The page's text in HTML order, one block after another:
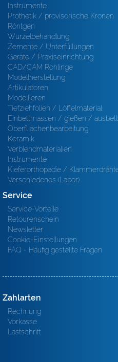
Instrumente
Prothetik / provisorische Kronen
Röntgen
Wurzelbehandlung
Zemente / Unterfüllungen
Geräte / Praxiseinrichtung
CAD/CAM Rohlinge
Modellherstellung
Artikulatoren
Modellieren
Tiefziehfolien / Löffelmaterial
Einbettmassen / gießen /
Oberfl ächenbearbeitung
Keramik
Verblendmaterialien
Instrumente
Kieferorthopädie /
Verschiedenes (Labor)
Service
Service-Vorteile
Retourenschein
Newsletter
Cookie-Einstellungen
FAQ - Häufig gestellte Fragen
Zahlarten
Rechnung
Vorkasse
Lastschrift